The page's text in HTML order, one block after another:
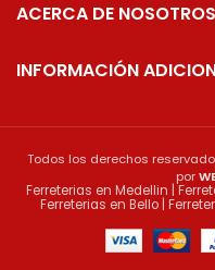
ACERCA DE NOSOTROS
INFORMACIÓN
Todos los derechos
por
Ferreterias en Medellin |
Ferreterias en Bello |